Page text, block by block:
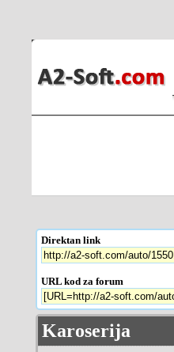
Direktan link
URL kod za forum
Karoserija